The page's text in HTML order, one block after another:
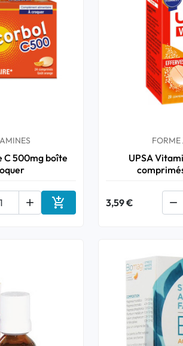
C 500mg boîte
 Ajouter au panier
UPSA
3,59 € 